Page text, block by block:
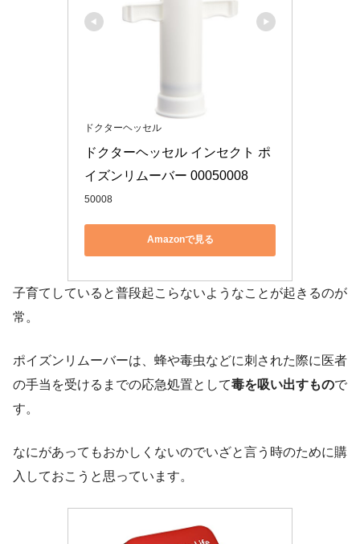
ドクターヘッセル
ドクターヘッセル インセクト ポ
イズンリムーバー 00050008
50008
Amazonで見る
子育てしていると普段起こらないようなことが起きるのが
常。
ポイズンリムーバーは、蜂や毒虫などに刺された際に医者
の手当を受けるまでの応急処置として毒を吸い出すもので
す。
なにがあってもおかしくないのでいざと言う時のために購
入しておこうと思っています。